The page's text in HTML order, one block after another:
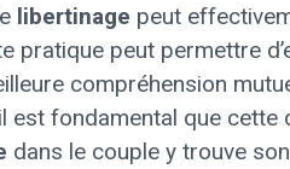
libertinage peut
pratique peut permettre
compréhension
est fondamental que
dans le couple y trouve